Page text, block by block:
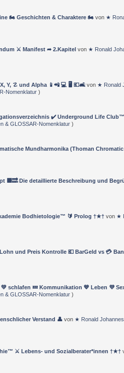
🏍 Geschichten & Charaktere 🏍 von ★
⚔ Manifest ➦ 2.Kapitelvon ★ Ronald
Y, ☡ und Alpha 📱📲 💻 🖥️ 💶🛋️ von ★ Ronald
Nomenklatur)
✔️ Underground Life Club™
& GLOSSAR-Nomenklatur)
Mundharmonika (Thoman
🟪🔜 Die detaillierte Beschreibung und
Bodhietologie™ 🔰 Prolog †★†von ★
und Preis Kontrolle 💶 BarGeld vs 💳
💚 schlafen 💤 Kommunikation 💙 Leben 💜
& GLOSSAR-Nomenklatur)
Verstand 👤 von ★ Ronald
⚔ Lebens- und Sozialberater*innen †★†